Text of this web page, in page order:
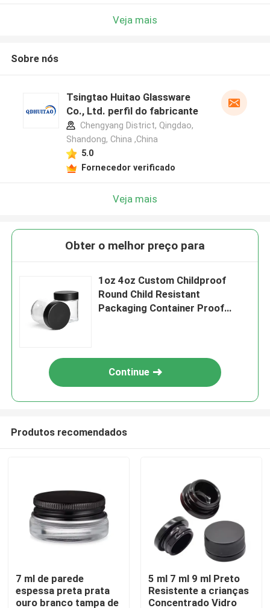
Veja mais
Sobre nós
Tsingtao Huitao Glassware
Co., Ltd. perfil do fabricante
Chengyang District, Qingdao,
Shandong, China ,China
5.0
Fornecedor verificado
Veja mais
Obter o melhor preço para
1oz 4oz Custom Childproof
Round Child Resistant
Packaging Container Proof
Continue
Produtos recomendados
7 ml de parede
espessa preta prata
ouro branco tampa de
5 ml 7 ml 9 ml Preto
Resistente a crianças
Concentrado Vidro